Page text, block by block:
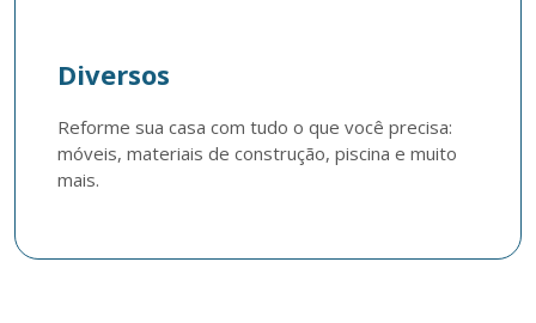
Diversos
Reforme sua casa com tudo o que você precisa:
móveis, materiais de construção, piscina e muito
mais.